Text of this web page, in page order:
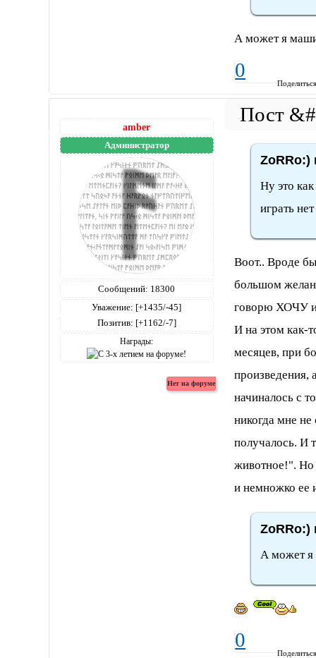
А может я
0
amber
Администратор
Сообщений: 18300
Уважение: [+1435/-45]
Позитив: [+1162/-7]
Награды:
ZoRRo:)
Ну это
играть
Воот.. Вроде
большом
говорю ХОЧУ
И на этом как-
месяцев, при
произведения,
начиналось с
никогда мне
получалось. И
животное!". Но
и немножко ее
ZoRRo:)
А может я
0